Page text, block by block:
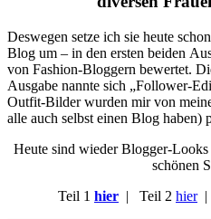
Deswegen setze ich sie heute
Blog um – in den ersten beiden
von Fashion-Bloggern bewertet.
Ausgabe nannte sich „Follower-
Outfit-Bilder wurden mir von
alle auch selbst einen Blog haben)
Heute sind wieder Blogger-
schönen
Teil 1 hier | Teil 2 hier|